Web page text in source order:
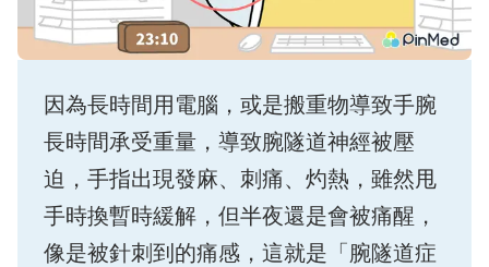
因為長時間用電腦，或是搬重物導致手腕
長時間承受重量，導致腕隧道神經被壓
迫，手指出現發麻、刺痛、灼熱，雖然甩
手時換暫時緩解，但半夜還是會被痛醒，
像是被針刺到的痛感，這就是「腕隧道症